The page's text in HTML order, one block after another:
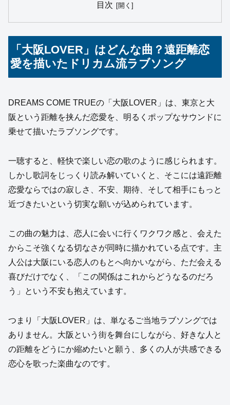
目次
「大阪LOVER」はどんな曲？遠距離恋
愛を描いたドリカム流ラブソング
DREAMS COME TRUEの「大阪LOVER」は、東京と大
阪という距離を挟んだ恋愛を、明るくポップなサウンドに
乗せて描いたラブソングです。
一聴すると、軽快で楽しい恋の歌のように感じられます。
しかし歌詞をじっくり読み解いていくと、そこには遠距離
恋愛ならではの寂しさ、不安、期待、そして相手にもっと
近づきたいという切実な願いが込められています。
この曲の魅力は、恋人に会いに行くワクワク感と、会えた
からこそ強くなる切なさが同時に描かれている点です。主
人公は大阪にいる恋人のもとへ向かいながら、ただ会える
喜びだけでなく、「この関係はこれからどうなるのだろ
う」という不安も抱えています。
つまり「大阪LOVER」は、単なるご当地ラブソングでは
ありません。大阪という街を舞台にしながら、好きな人と
の距離をどうにか縮めたいと願う、多くの人が共感できる
恋心を歌った楽曲なのです。